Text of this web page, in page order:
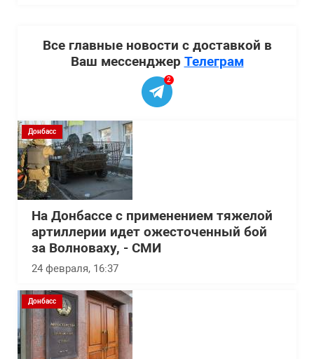
Все главные новости с доставкой в
Ваш мессенджер Телеграм
2
Донбасс
На Донбассе с применением тяжелой
артиллерии идет ожесточенный бой
за Волноваху, - СМИ
24 февраля, 16:37
Донбасс